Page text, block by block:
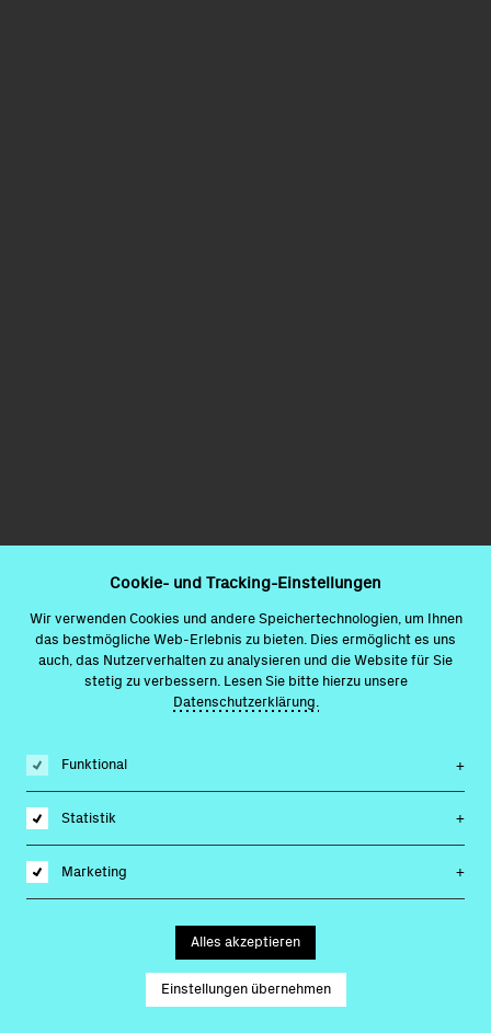
Cookie- und Tracking-Einstellungen
Wir verwenden Cookies und andere Speichertechnologien, um Ihnen
das bestmögliche Web-Erlebnis zu bieten. Dies ermöglicht es uns
auch, das Nutzerverhalten zu analysieren und die Website für Sie
stetig zu verbessern. Lesen Sie bitte hierzu unsere
Datenschutzerklärung.
Funktional
Statistik
Marketing
Alles akzeptieren
Einstellungen übernehmen